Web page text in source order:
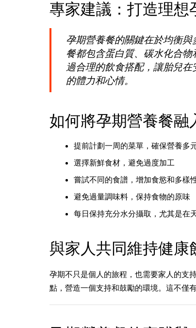
專家建議：打造理想
孕期營養餐的關鍵在於均衡
餐都包含蛋白質、碳水化合
過合理的飲食搭配，讓胎兒
的體力和心情。
如何將孕期營養餐融
提前計劃一周的菜單，確保營養多
選擇新鮮食材，避免過度加工
嘗試不同的食譜，增加食慾和多樣
避免過量調味料，保持食物的原味
每日保持充分水分攝取，尤其是在
與家人共同維持健康
孕期不只是個人的旅程，也需要家人的支
點，營造一個支持和鼓勵的環境。這不僅